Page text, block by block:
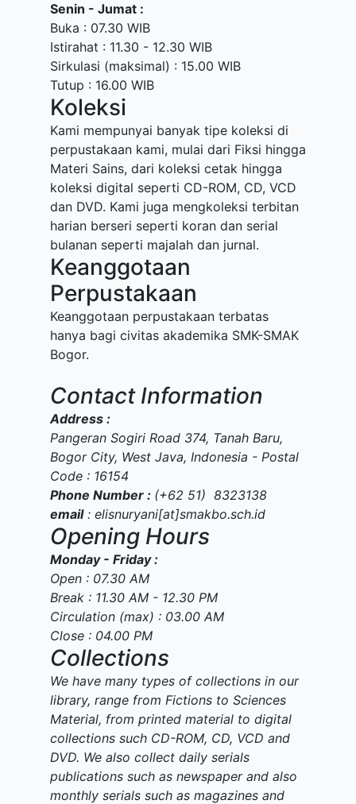
Senin - Jumat :
Buka : 07.30 WIB
Istirahat : 11.30 - 12.30 WIB
Sirkulasi (maksimal) : 15.00 WIB
Tutup : 16.00 WIB
Koleksi
Kami mempunyai banyak tipe koleksi di
perpustakaan kami, mulai dari Fiksi hingga
Materi Sains, dari koleksi cetak hingga
koleksi digital seperti CD-ROM, CD, VCD
dan DVD. Kami juga mengkoleksi terbitan
harian berseri seperti koran dan serial
bulanan seperti majalah dan jurnal.
Keanggotaan
Perpustakaan
Keanggotaan perpustakaan terbatas
hanya bagi civitas akademika SMK-SMAK
Bogor.
Contact Information
Address :
Pangeran Sogiri Road 374, Tanah Baru,
Bogor City, West Java, Indonesia - Postal
Code : 16154
Phone Number : (+62 51) 8323138
email: elisnuryani[at]smakbo.sch.id
Opening Hours
Monday - Friday :
Open : 07.30 AM
Break : 11.30 AM - 12.30 PM
Circulation (max) : 03.00 AM
Close : 04.00 PM
Collections
We have many types of collections in our
library, range from Fictions to Sciences
Material, from printed material to digital
collections such CD-ROM, CD, VCD and
DVD. We also collect daily serials
publications such as newspaper and also
monthly serials such as magazines and